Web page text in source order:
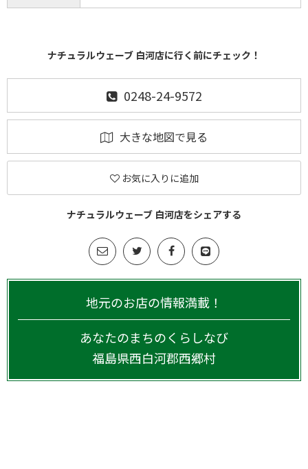
ナチュラルウェーブ 白河店に行く前にチェック！
0248-24-9572
大きな地図で見る
お気に入りに追加
ナチュラルウェーブ 白河店をシェアする
地元のお店の情報満載！
あなたのまちのくらしなび
福島県西白河郡西郷村